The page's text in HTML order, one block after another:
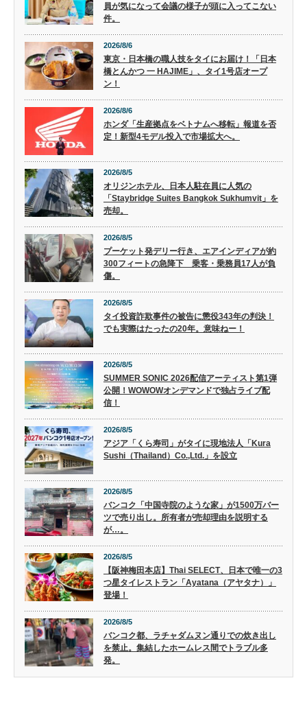
員が気になって会議の様子が頭に入ってこない
件。
2026/8/6
東京・日本橋の職人技をタイにお届け！「日本
橋とんかつ 一 HAJIME」、タイ1号店オープ
ン！
2026/8/6
ホンダ「生産拠点をベトナムへ移転」報道を否
定！新型4モデル投入で市場拡大へ。
2026/8/5
オリジンホテル、日本人駐在員に人気の
「Staybridge Suites Bangkok Sukhumvit」を
売却。
2026/8/5
プーケット発デリー行き、エアインディアが約
300フィートの急降下 乗客・乗務員17人が負
傷。
2026/8/5
タイ投資詐欺事件の被告に懲役343年の判決！
でも実際はたったの20年。意味ねー！
2026/8/5
SUMMER SONIC 2026配信アーティスト第1弾
公開！WOWOWオンデマンドで独占ライブ配
信！
2026/8/5
アジア「くら寿司」がタイに現地法人「Kura
Sushi（Thailand）Co.,Ltd.」を設立
2026/8/5
バンコク「中国寺院のような家」が1500万バー
ツで売り出し。所有者が売却理由を説明する
が…。
2026/8/5
【阪神梅田本店】Thai SELECT、日本で唯一の3
つ星タイレストラン「Ayatana（アヤタナ）」
登場！
2026/8/5
バンコク都、ラチャダムヌン通りでの炊き出し
を禁止。集結したホームレス間でトラブル多
発。